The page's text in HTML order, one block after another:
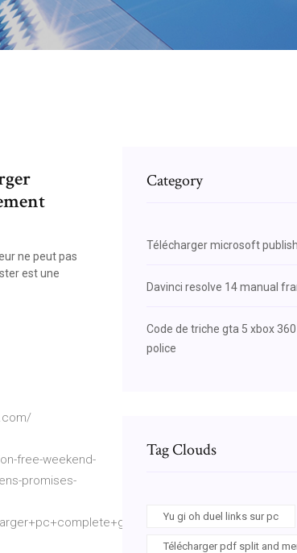
ne peut pas
est une
free-weekend-
promises-
Category
Télécharger microsoft
Davinci resolve 14 manual
Code de triche gta 5 xbox
police
Tag Clouds
Yu gi oh duel links sur pc
Télécharger pdf split and